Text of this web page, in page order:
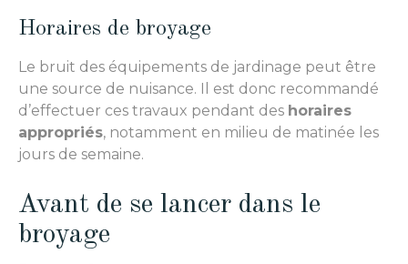
Horaires de broyage
Le bruit des équipements de jardinage peut être
une source de nuisance. Il est donc recommandé
d’effectuer ces travaux pendant des horaires
appropriés, notamment en milieu de matinée les
jours de semaine.
Avant de se lancer dans le
broyage